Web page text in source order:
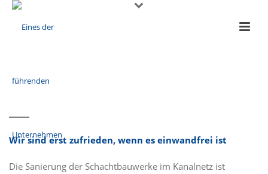
Wir sind erst zufrieden, wenn es einwandfrei ist
Die Sanierung der Schachtbauwerke im Kanalnetz ist